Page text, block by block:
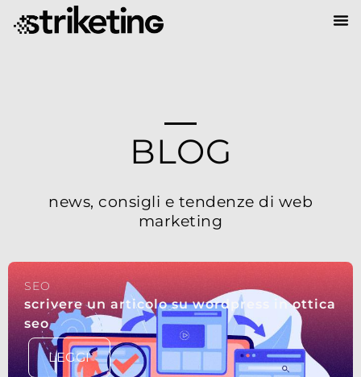
BLOG
news, consigli e tendenze di web
marketing
SEO
scrivere un articolo su wordpress in ottica
seo
LEGGI